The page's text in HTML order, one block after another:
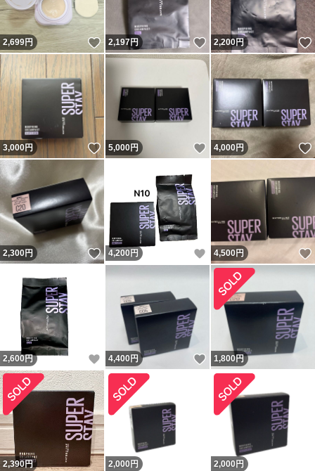
2,699円 いいね！
2,197円 いいね！
2,200円
3,000円 いいね！
5,000円 いいね！
4,000円
2,300円 いいね！
4,200 円 いいね！
4,500円
2,600 円 いいね！
4,400円 いいね！
1,800円
2,390円 2,000 円 2,000 円